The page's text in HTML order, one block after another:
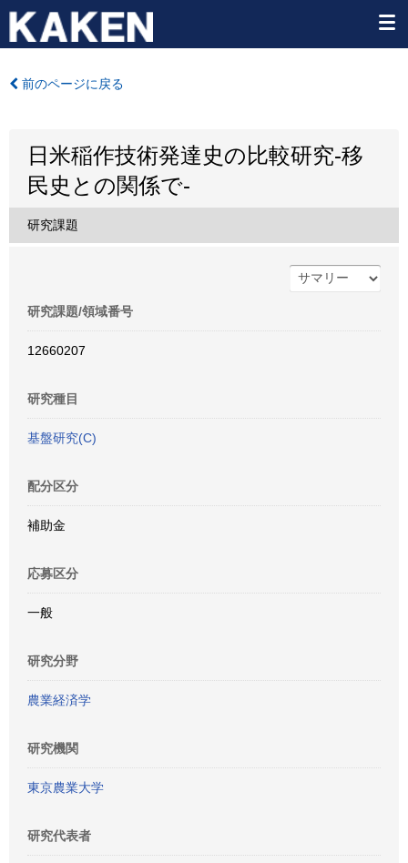
前のページに戻る
日米稲作技術発達史の比較研究-移
民史との関係で-
研究課題
研究課題/領域番号
12660207
研究種目
基盤研究(C)
配分区分
補助金
応募区分
一般
研究分野
農業経済学
研究機関
東京農業大学
研究代表者